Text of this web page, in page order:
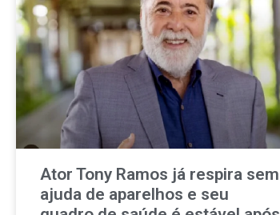
Ator Tony Ramos já respira sem
ajuda de aparelhos e seu